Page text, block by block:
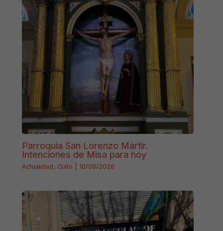
Parroquia San Lorenzo Mártir.
Intenciones de Misa para hoy
Actualidad, Culto |10/08/2026